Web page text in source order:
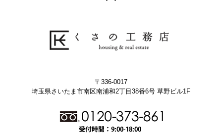
〒336-0017
埼玉県さいたま市南区南浦和2丁目38番6号 草野ビル1F